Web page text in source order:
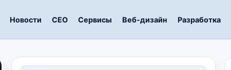
Новости СЕО Сервисы Веб-дизайн Разработка